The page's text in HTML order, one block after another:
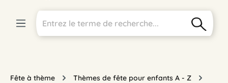
Fête à thème
Thèmes de fête pour enfants A - Z